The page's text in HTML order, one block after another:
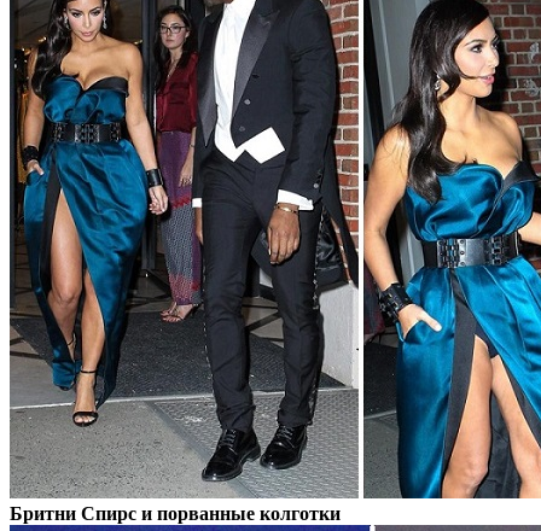
Бритни Спирс и порванные колготки